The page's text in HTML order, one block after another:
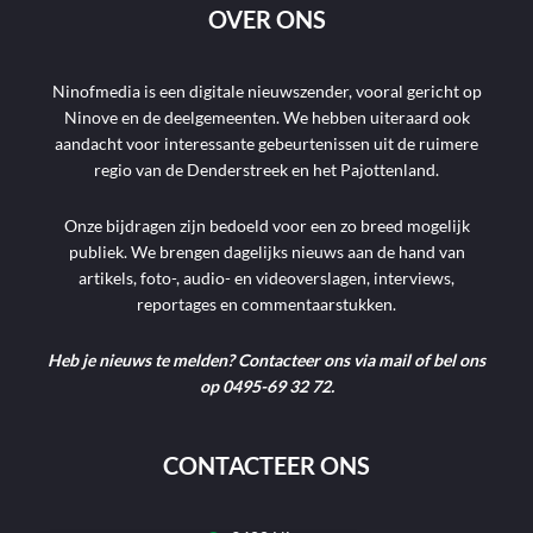
OVER ONS
Ninofmedia is een digitale nieuwszender, vooral gericht op
Ninove en de deelgemeenten. We hebben uiteraard ook
aandacht voor interessante gebeurtenissen uit de ruimere
regio van de Denderstreek en het Pajottenland.
Onze bijdragen zijn bedoeld voor een zo breed mogelijk
publiek. We brengen dagelijks nieuws aan de hand van
artikels, foto-, audio- en videoverslagen, interviews,
reportages en commentaarstukken.
Heb je nieuws te melden? Contacteer ons via mail of bel ons
op 0495-69 32 72.
CONTACTEER ONS